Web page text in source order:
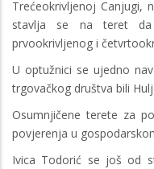
Trećeokrivljenoj Canjugi,
stavlja se na teret da
prvookrivljenog i
U optužnici se ujedno
trgovačkog društva bili
Osumnjičene terete za
povjerenja u
Ivica Todorić se još od